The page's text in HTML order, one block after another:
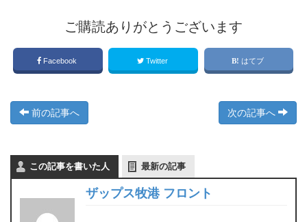
ご購読ありがとうございます
Facebook Twitter はてブ
前の記事へ 次の記事へ
この記事を書いた人 最新の記事
ザップス牧港 フロント